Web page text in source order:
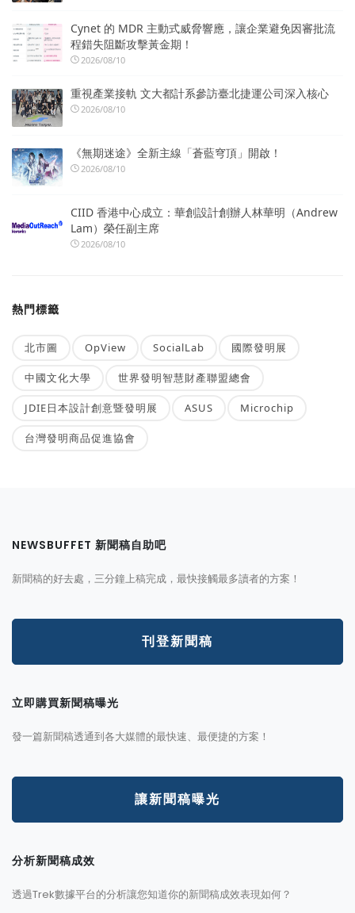
Cynet 的 MDR 主動式威脅響應，讓企業避免因審批流
程錯失阻斷攻擊黃金期！
2026/08/10
重視產業接軌 文大都計系參訪臺北捷運公司深入核心
2026/08/10
《無期迷途》全新主線「蒼藍穹頂」開啟！
2026/08/10
CIID 香港中心成立：華創設計創辦人林華明（Andrew
Lam）榮任副主席
2026/08/10
熱門標籤
北市圖 OpView SocialLab 國際發明展
中國文化大學 世界發明智慧財產聯盟總會
JDIE日本設計創意暨發明展 ASUS Microchip
台灣發明商品促進協會
NEWSBUFFET 新聞稿自助吧
新聞稿的好去處，三分鐘上稿完成，最快接觸最多讀者的方案！
刊登新聞稿
立即購買新聞稿曝光
發一篇新聞稿透通到各大媒體的最快速、最便捷的方案！
讓新聞稿曝光
分析新聞稿成效
透過Trek數據平台的分析讓您知道你的新聞稿成效表現如何？